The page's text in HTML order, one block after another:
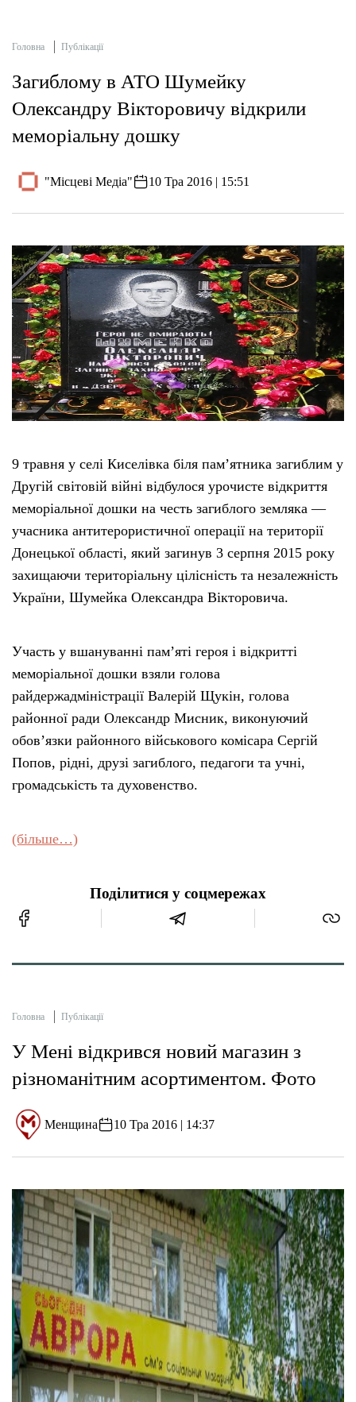
Головна Публікації
Загиблому в АТО Шумейку
Олександру Вікторовичу відкрили
меморіальну дошку
"Місцеві Медіа" 10 Тра 2016 | 15:51
9 травня у селі Киселівка біля пам’ятника загиблим у
Другій світовій війні відбулося урочисте відкриття
меморіальної дошки на честь загиблого земляка —
учасника антитерористичної операції на території
Донецької області, який загинув 3 серпня 2015 року
захищаючи територіальну цілісність та незалежність
України, Шумейка Олександра Вікторовича.
Участь у вшануванні пам’яті героя і відкритті
меморіальної дошки взяли голова
райдержадміністрації Валерій Щукін, голова
районної ради Олександр Мисник, виконуючий
обов’язки районного військового комісара Сергій
Попов, рідні, друзі загиблого, педагоги та учні,
громадськість та духовенство.
(більше…)
Поділитися у соцмережах
Головна Публікації
У Мені відкрився новий магазин з
різноманітним асортиментом. Фото
Менщина 10 Тра 2016 | 14:37